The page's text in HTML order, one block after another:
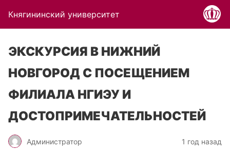
Княгининский университет
ЭКСКУРСИЯ В НИЖНИЙ
НОВГОРОД С ПОСЕЩЕНИЕМ
ФИЛИАЛА НГИЭУ И
ДОСТОПРИМЕЧАТЕЛЬНОСТЕЙ
Администратор 1 год назад